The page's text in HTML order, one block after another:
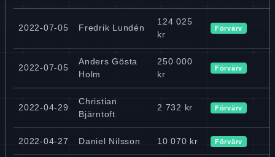
2022-07-05 Fredrik Lundén
124 025
kr
Förvärv
2022-07-05
Anders Gösta
Holm
250 000
kr
Förvärv
2022-04-29
Christian
Bjärntoft
2 732 kr Förvärv
2022-04-27 Daniel Nilsson 10 070 kr Förvärv